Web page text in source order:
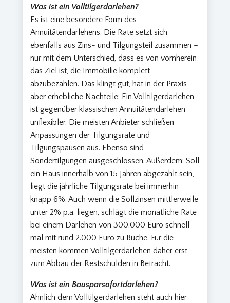
Was ist ein Volltilgerdarlehen?
Es ist eine besondere Form des
Annuitätendarlehens. Die Rate setzt sich
ebenfalls aus Zins- und Tilgungsteil zusammen –
nur mit dem Unterschied, dass es von vornherein
das Ziel ist, die Immobilie komplett
abzubezahlen. Das klingt gut, hat in der Praxis
aber erhebliche Nachteile: Ein Volltilgerdarlehen
ist gegenüber klassischen Annuitätendarlehen
unflexibler. Die meisten Anbieter schließen
Anpassungen der Tilgungsrate und
Tilgungspausen aus. Ebenso sind
Sondertilgungen ausgeschlossen. Außerdem: Soll
ein Haus innerhalb von 15 Jahren abgezahlt sein,
liegt die jährliche Tilgungsrate bei immerhin
knapp 6%. Auch wenn die Sollzinsen mittlerweile
unter 2% p.a. liegen, schlägt die monatliche Rate
bei einem Darlehen von 300.000 Euro schnell
mal mit rund 2.000 Euro zu Buche. Für die
meisten kommen Volltilgerdarlehen daher erst
zum Abbau der Restschulden in Betracht.
Was ist ein Bausparsofortdarlehen?
Ähnlich dem Volltilgerdarlehen steht auch hier